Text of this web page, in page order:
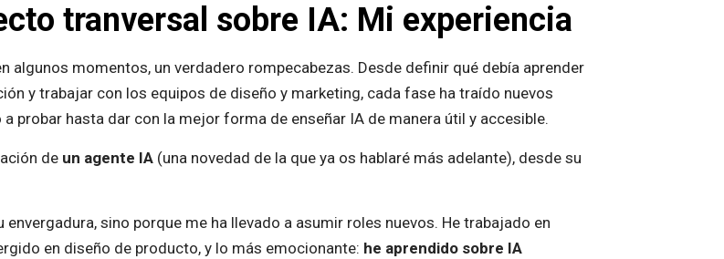
tranversal sobre IA: Mi experiencia
algunos momentos, un verdadero rompecabezas. Desde definir qué debía aprender
y trabajar con los equipos de diseño y marketing, cada fase ha traído nuevos
probar hasta dar con la mejor forma de enseñar IA de manera útil y accesible.
de un agente IA(una novedad de la que ya os hablaré más adelante), desde su
sino porque me ha llevado a asumir roles nuevos. He trabajado en
en diseño de producto, y lo más emocionante: he aprendido sobre IA